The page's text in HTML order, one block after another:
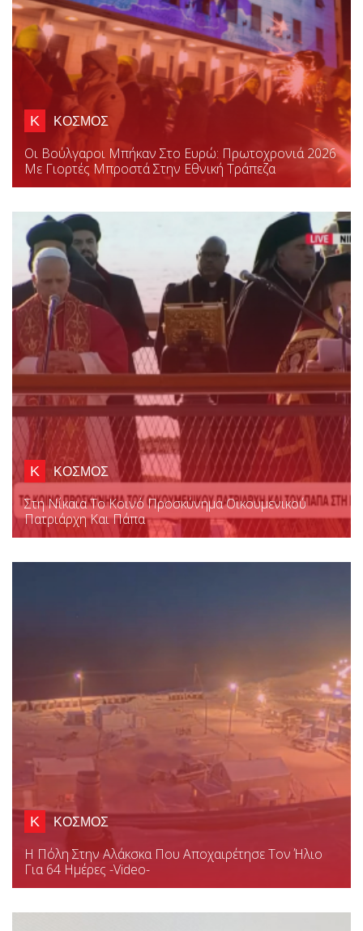
Κ ΚΟΣΜΟΣ
Οι Βούλγαροι Μπήκαν Στο Ευρώ: Πρωτοχρονιά 2026
Με Γιορτές Μπροστά Στην Εθνική Τράπεζα
Κ ΚΟΣΜΟΣ
Στη Νίκαια Το Κοινό Προσκύνημα Οικουμενικού
Πατριάρχη Και Πάπα
Κ ΚΟΣΜΟΣ
Η Πόλη Στην Αλάκσκα Που Αποχαιρέτησε Τον Ήλιο
Για 64 Ημέρες -video-